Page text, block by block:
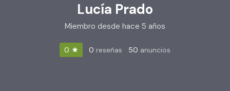
Lucía Prado
Miembro desde hace 5 años
0 0 reseñas 50 anuncios